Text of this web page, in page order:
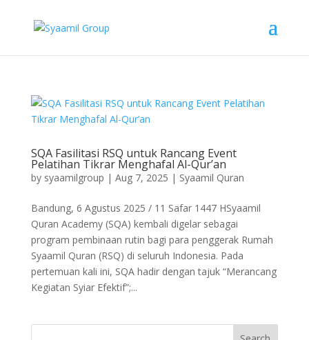
SQA Fasilitasi RSQ untuk Rancang Event
Pelatihan Tikrar Menghafal Al-Qur’an
by syaamilgroup | Aug 7, 2025 | Syaamil Quran
Bandung, 6 Agustus 2025 / 11 Safar 1447 HSyaamil
Quran Academy (SQA) kembali digelar sebagai
program pembinaan rutin bagi para penggerak Rumah
Syaamil Quran (RSQ) di seluruh Indonesia. Pada
pertemuan kali ini, SQA hadir dengan tajuk “Merancang
Kegiatan Syiar Efektif”;...